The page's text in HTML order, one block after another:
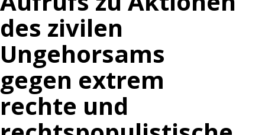
des zivilen
Ungehorsams
gegen extrem
rechte und